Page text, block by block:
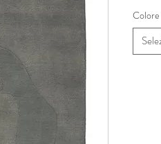
Colore